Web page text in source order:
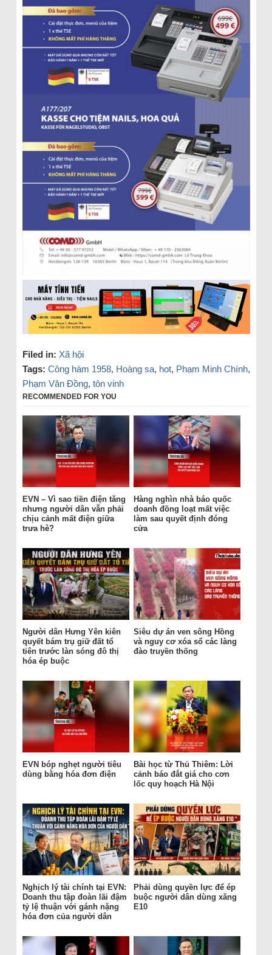
Filed in: Xã hội
Tags: Công hàm 1958, Hoàng sa, hot, Phạm Minh Chính,
Phạm Văn Đồng, tôn vinh
RECOMMENDED FOR YOU
EVN – Vì sao tiền điện tăng
nhưng người dân vẫn phải
chịu cảnh mất điện giữa
trưa hè?
Hàng nghìn nhà báo quốc
doanh đồng loạt mất việc
làm sau quyết định đóng
cửa
Người dân Hưng Yên kiên
quyết bám trụ giữ đất tổ
tiên trước làn sóng đô thị
hóa ép buộc
Siêu dự án ven sông Hồng
và nguy cơ xóa sổ các làng
đào truyền thống
EVN bóp nghẹt người tiêu
dùng bằng hóa đơn điện
Bài học từ Thủ Thiêm: Lời
cảnh báo đắt giá cho cơn
lốc quy hoạch Hà Nội
Nghịch lý tài chính tại EVN:
Doanh thu tập đoàn lãi đậm
tỷ lệ thuận với gánh nặng
hóa đơn của người dân
Phải dùng quyền lực để ép
buộc người dân dùng xăng
E10